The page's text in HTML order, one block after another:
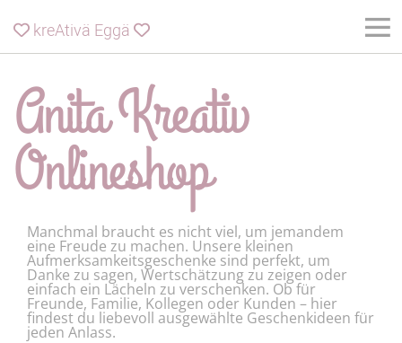
 kreAtivä Eggä 
Anita Kreativ
Onlineshop
Manchmal braucht es nicht viel, um jemandem
eine Freude zu machen. Unsere kleinen
Aufmerksamkeitsgeschenke sind perfekt, um
Danke zu sagen, Wertschätzung zu zeigen oder
einfach ein Lächeln zu verschenken. Ob für
Freunde, Familie, Kollegen oder Kunden – hier
findest du liebevoll ausgewählte Geschenkideen für
jeden Anlass.